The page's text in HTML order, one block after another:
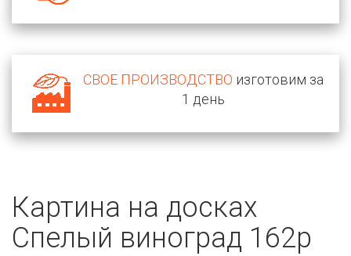
СВОЕ ПРОИЗВОДСТВО изготовим за
1 день
Картина на досках
Спелый виноград 162p